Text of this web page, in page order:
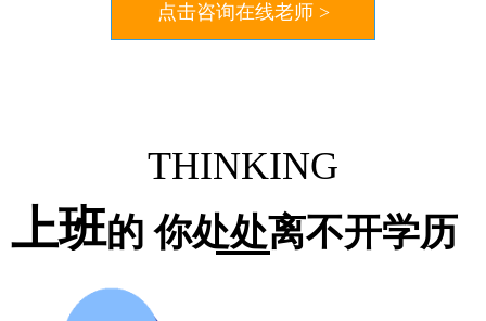
点击咨询在线老师 >
THINKING
上班的 你处处离不开学历